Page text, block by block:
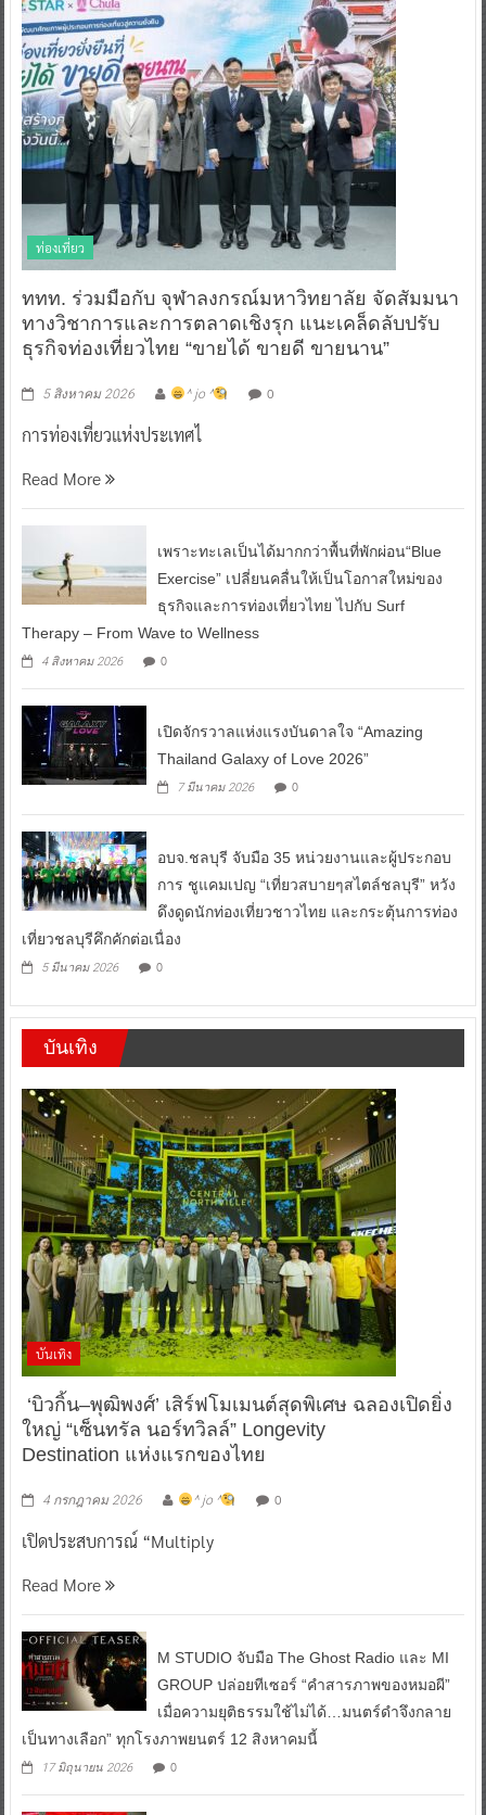
ท่องเที่ยว
ททท. ร่วมมือกับ จุฬาลงกรณ์มหาวิทยาลัย จัดสัมมนา
ทางวิชาการและการตลาดเชิงรุก แนะเคล็ดลับปรับ
ธุรกิจท่องเที่ยวไทย “ขายได้ ขายดี ขายนาน”
5 สิงหาคม 2026 ^ jo ^ 0
การท่องเที่ยวแห่งประเทศไ
Read More
เพราะทะเลเป็นได้มากกว่าพื้นที่พักผ่อน“Blue
Exercise” เปลี่ยนคลื่นให้เป็นโอกาสใหม่ของ
ธุรกิจและการท่องเที่ยวไทย ไปกับ Surf
Therapy – From Wave to Wellness
4 สิงหาคม 2026 0
เปิดจักรวาลแห่งแรงบันดาลใจ “Amazing
Thailand Galaxy of Love 2026”
7 มีนาคม 2026 0
อบจ.ชลบุรี จับมือ 35 หน่วยงานและผู้ประกอบ
การ ชูแคมเปญ “เที่ยวสบายๆสไตล์ชลบุรี” หวัง
ดึงดูดนักท่องเที่ยวชาวไทย และกระตุ้นการท่อง
เที่ยวชลบุรีคึกคักต่อเนื่อง
5 มีนาคม 2026 0
บันเทิง
บันเทิง
‘บิวกิ้น–พุฒิพงศ์’ เสิร์ฟโมเมนต์สุดพิเศษ ฉลองเปิดยิ่ง
ใหญ่ “เซ็นทรัล นอร์ทวิลล์” Longevity
Destination แห่งแรกของไทย
4 กรกฎาคม 2026 ^ jo ^ 0
เปิดประสบการณ์ “Multiply
Read More
M STUDIO จับมือ The Ghost Radio และ MI
GROUP ปล่อยทีเซอร์ “คำสารภาพของหมอผี”
เมื่อความยุติธรรมใช้ไม่ได้…มนตร์ดำจึงกลาย
เป็นทางเลือก” ทุกโรงภาพยนตร์ 12 สิงหาคมนี้
17 มิถุนายน 2026 0